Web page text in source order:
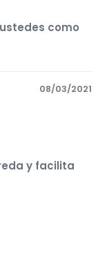
como
08/03/2021
y facilita